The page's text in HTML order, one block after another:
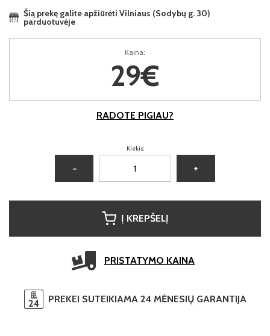
Šią prekę galite apžiūrėti Vilniaus (Sodybų g. 30)
parduotuvėje
Kaina:
29€
RADOTE PIGIAU?
Kiekis:
− +
Į KREPŠELĮ
PRISTATYMO KAINA
PREKEI SUTEIKIAMA 24 MĖNESIŲ GARANTIJA